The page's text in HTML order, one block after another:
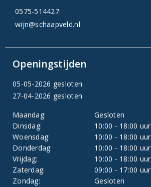
0575-514427
wijn@schaapveld.nl
Openingstijden
05-05-2026 gesloten
27-04-2026 gesloten
Maandag:
Gesloten
Dinsdag:
10:00 - 18:00 uur
Woensdag:
10:00 - 18:00 uur
Donderdag:
10:00 - 18:00 uur
Vrijdag:
10:00 - 18:00 uur
Zaterdag:
09:00 - 17:00 uur
Zondag:
Gesloten